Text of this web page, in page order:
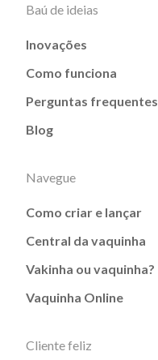
Baú de ideias
Inovações
Como funciona
Perguntas frequentes
Blog
Navegue
Como criar e lançar
Central da vaquinha
Vakinha ou vaquinha?
Vaquinha Online
Cliente feliz